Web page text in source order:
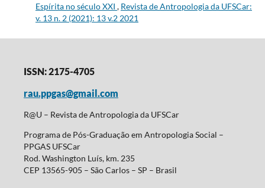
Espírita no século XXI , Revista de Antropologia da UFSCar:
v. 13 n. 2 (2021): 13 v.2 2021
ISSN: 2175-4705
rau.ppgas@gmail.com
R@U – Revista de Antropologia da UFSCar
Programa de Pós-Graduação em Antropologia Social –
PPGAS UFSCar
Rod. Washington Luís, km. 235
CEP 13565-905 – São Carlos – SP – Brasil